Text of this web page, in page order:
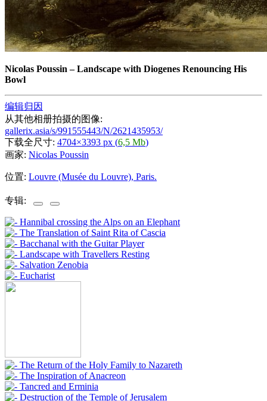
Nicolas Poussin –Landscape with Diogenes Renouncing His
Bowl
编辑归因
从其他相册拍摄的图像:
gallerix.asia/s/991555443/N/2621435953/
下载全尺寸: 4704×3393 px (6,5 Mb)
画家: Nicolas Poussin
位置: Louvre (Musée du Louvre), Paris.
专辑: